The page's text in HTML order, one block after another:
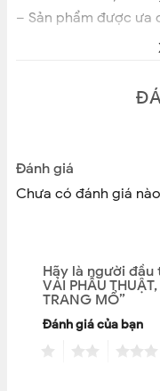
– Sản phẩm được ưa
dược, hóa chất mỹ
Khách mua sỉ inbox
CHỤP 100%
Đánh giá
Chưa có đánh giá
Hãy là người đầu
VẢI PHẪU
TRANG MỔ”
Đánh giá của bạn